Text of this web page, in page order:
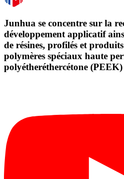
Junhua se concentre sur la
développement applicatif
de résines, profilés et
polymères spéciaux haute
polyétheréthercétone